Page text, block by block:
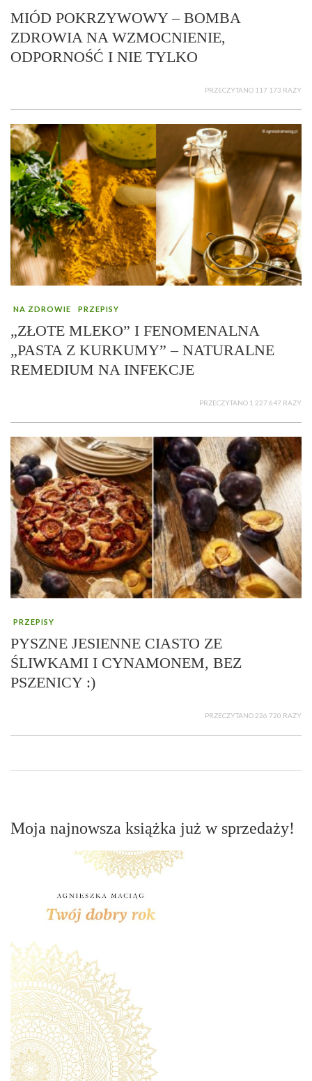
MIÓD POKRZYWOWY – BOMBA
ZDROWIA NA WZMOCNIENIE,
ODPORNOŚĆ I NIE TYLKO
PRZECZYTANO 117 173 RAZY
NA ZDROWIE PRZEPISY
„ZŁOTE MLEKO” I FENOMENALNA
„PASTA Z KURKUMY” – NATURALNE
REMEDIUM NA INFEKCJE
PRZECZYTANO 1 227 647 RAZY
PRZEPISY
PYSZNE JESIENNE CIASTO ZE
ŚLIWKAMI I CYNAMONEM, BEZ
PSZENICY :)
PRZECZYTANO 226 720 RAZY
Moja najnowsza książka już w sprzedaży!